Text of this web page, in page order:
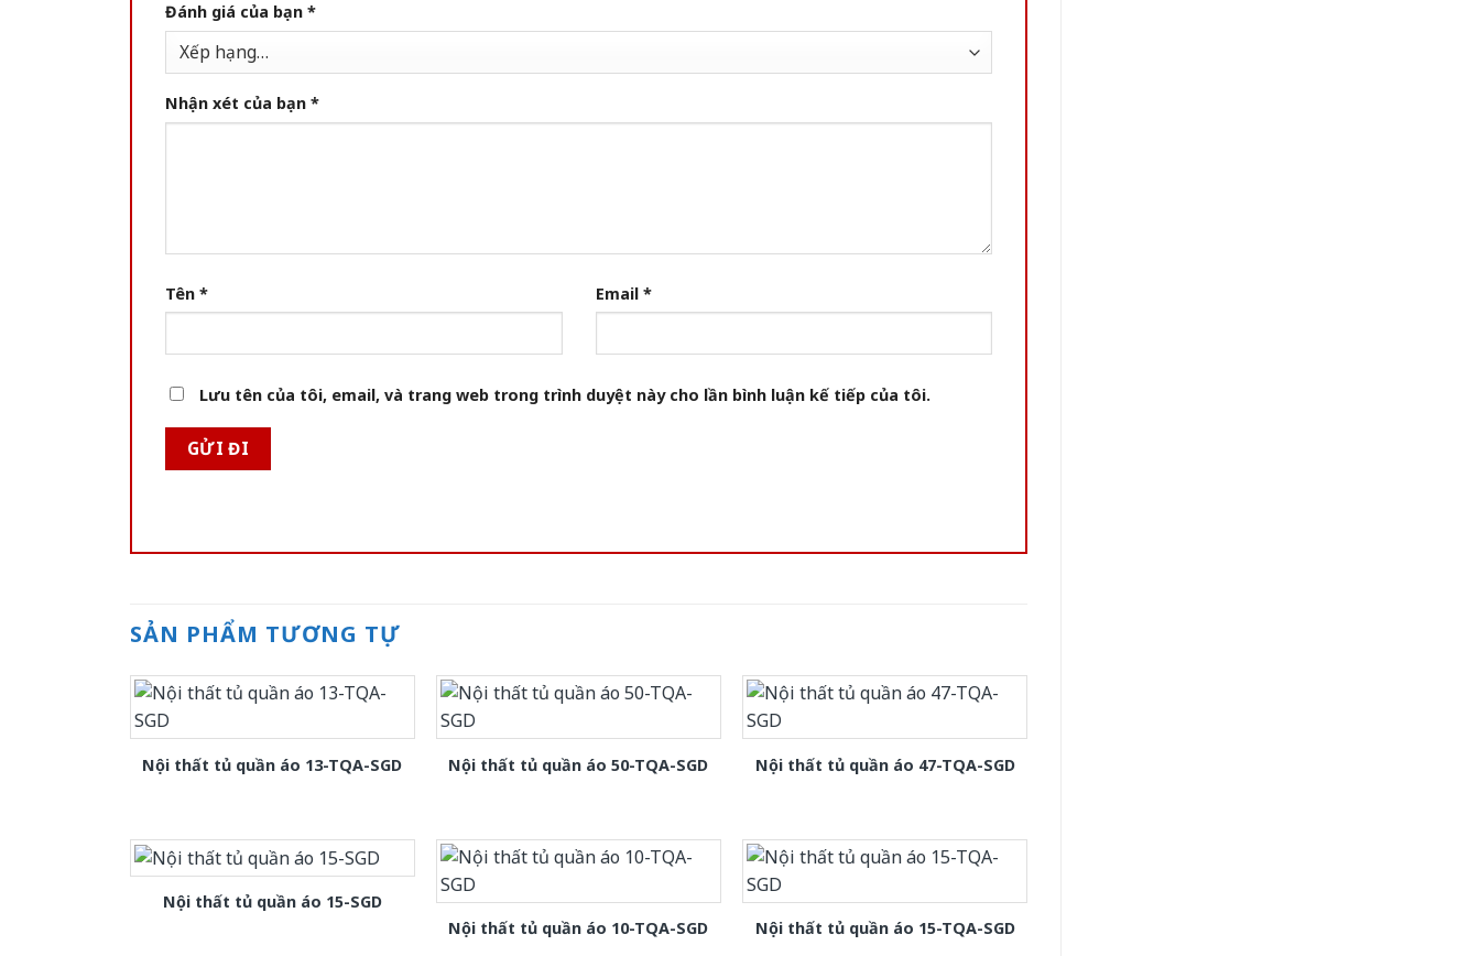
Đánh giá của bạn *
Nhận xét của bạn *
Tên * Email *
Lưu tên của tôi, email, và trang web trong trình duyệt này cho lần bình luận kế tiếp của tôi.
SẢN PHẨM TƯƠNG TỰ
Nội thất tủ quần áo 13-TQA-SGD Nội thất tủ quần áo 50-TQA-SGD Nội thất tủ quần áo 47-TQA-SGD
Nội thất tủ quần áo 15-SGD
Nội thất tủ quần áo 10-TQA-SGD
Nội thất tủ quần áo 15-TQA-SGD